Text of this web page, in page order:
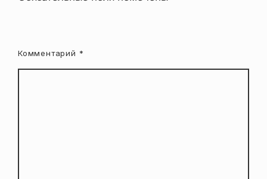
Комментарий *